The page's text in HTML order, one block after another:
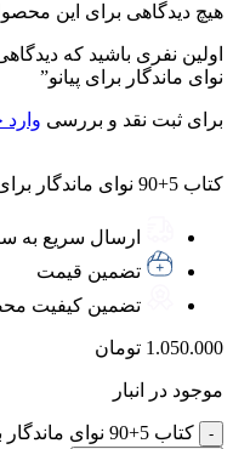
هیچ دیدگاهی برای این
نوای ماندگار برای پیانو”
برای ثبت نقد و بررسی
کتاب 5+90 نوای ماندگار برای پیانو
ارسال سریع به
تضمین قیمت
تضمین کیفیت
1.050.000 تومان
موجود در انبار
کتاب 5+90 نوای ماندگار برای پیانو عدد